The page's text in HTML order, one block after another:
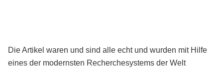
Die Artikel waren und sind alle echt und wurden mit Hilfe
eines der modernsten Recherchesystems der Welt